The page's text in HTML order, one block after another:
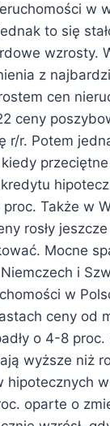
w
to się
wzrosty.
z
cen
ceny
r/r. Potem
przeciętne
proc. Także w
rosły
Mocne
i
w
ceny od
o 4-8
wyższe niż
hipotecznych
oparte o